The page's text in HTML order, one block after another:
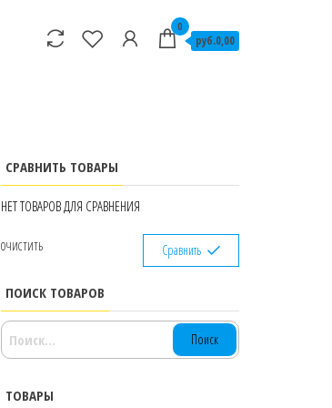
0
руб.0,00
СРАВНИТЬ ТОВАРЫ
НЕТ ТОВАРОВ ДЛЯ СРАВНЕНИЯ
ОЧИСТИТЬ Сравнить
ПОИСК ТОВАРОВ
НАЙТИ:
ТОВАРЫ